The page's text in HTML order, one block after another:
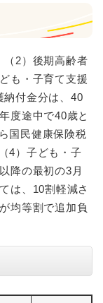
（2）後期高齢者
も・子育て支援
納付金分は、40
度途中で40歳と
国民健康保険税
4）子ども・子
降の最初の3月
は、10割軽減さ
均等割で追加負